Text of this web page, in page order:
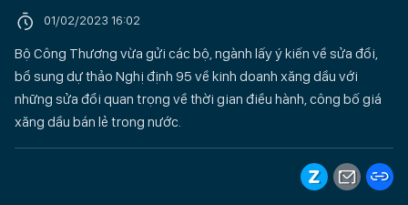
01/02/2023 16:02
Bộ Công Thương vừa gửi các bộ, ngành lấy ý kiến về sửa đổi,
bổ sung dự thảo Nghị định 95 về kinh doanh xăng dầu với
những sửa đổi quan trọng về thời gian điều hành, công bố giá
xăng dầu bán lẻ trong nước.